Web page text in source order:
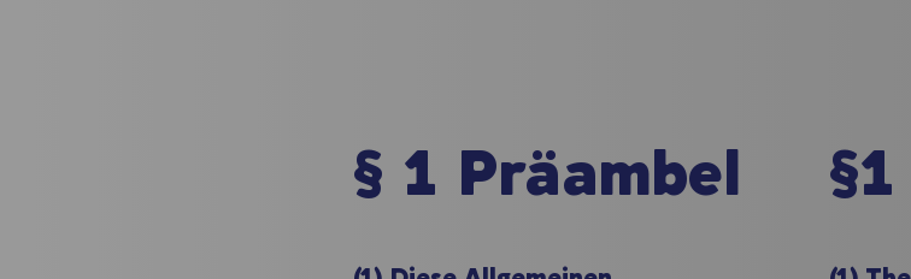
§ 1 Präambel